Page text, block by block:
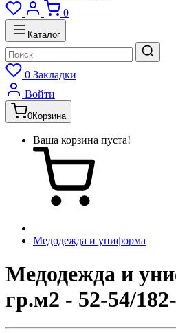
0
Каталог
0 Закладки
Войти
0Корзина
Ваша корзина пуста!
Медодежда и униформа
Медодежда и
гр.м2 - 52-54/